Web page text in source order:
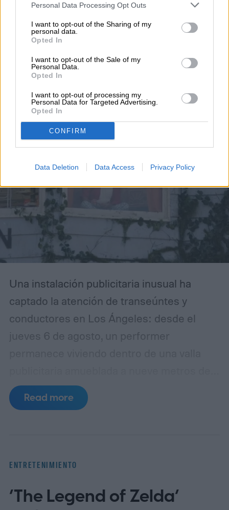
Personal Data Processing Opt Outs
I want to opt-out of the Sharing of my
personal data.
Opted In
I want to opt-out of the Sale of my
Personal Data.
Opted In
I want to opt-out of processing my
Personal Data for Targeted Advertising.
Opted In
CONFIRM
Data Deletion Data Access Privacy Policy
ENTRETENIMIENTO
Un hombre vive dentro de
una valla publicitaria
para promocionar The
Last House
Una instalación publicitaria inusual ha
captado la atención de transeúntes y
conductores en Los Ángeles: desde el
jueves 6 de agosto, un performer
altura sobre Sunset Boulevard, en la
intersección con Selma Avenue, en West
protagonizada por Greta Lee y Wagner
Read more
ENTRETENIMIENTO
‘The Legend of Zelda’